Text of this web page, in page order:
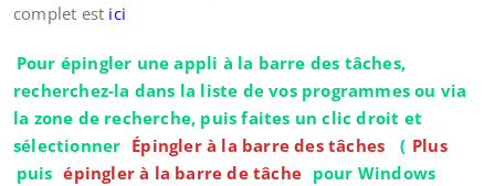
complet est ici
Pour épingler une appli à la barre des tâches,
recherchez-la dans la liste de vos programmes ou via
la zone de recherche, puis faites un clic droit et
sélectionner Épingler à la barre des tâches ( Plus
puis épingler à la barre de tâche pour Windows